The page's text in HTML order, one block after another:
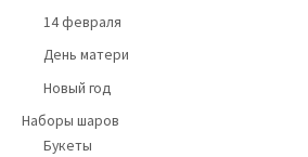
14 февраля
День матери
Новый год
Наборы шаров
Букеты